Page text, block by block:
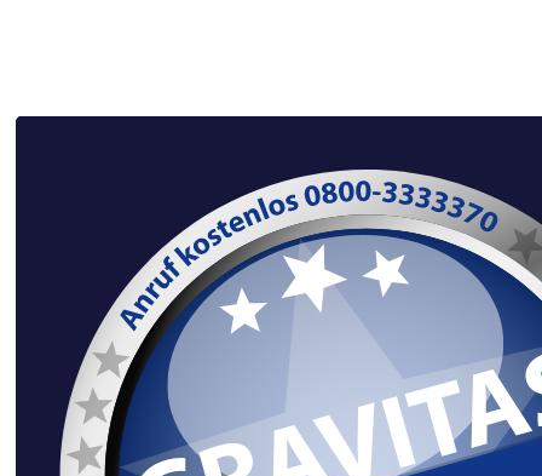
Gartenentrümpelung XXL –
Problem für den Kunden
gelöst.
Eine professionelle Gartenentrümpelung geht weit
über das bloße Rasenmähen hinaus. Es handelt sich
oft um eine systematische Rückführung eines
verwilderten oder zweckentfremdeten Grundstücks